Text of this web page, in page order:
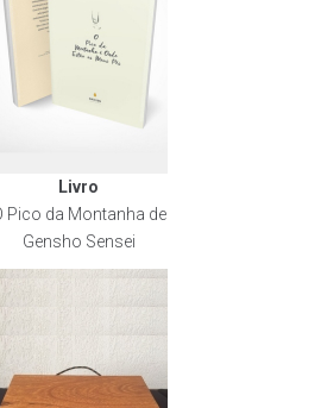
Livro
Pico da Montanha de
Gensho Sensei